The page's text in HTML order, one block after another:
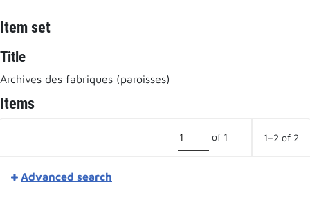
Item set
Title
Archives des fabriques (paroisses)
Items
of 1 1–2 of 2
Advanced search